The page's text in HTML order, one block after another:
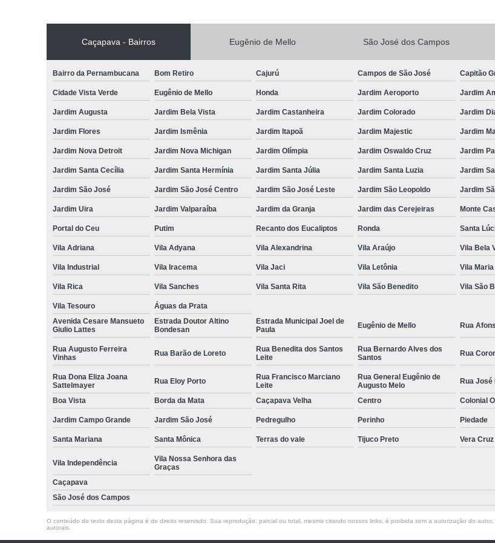
Veterinario 24hs
Veterinária 24h
Veterinário 24 Horas Mais
Veterinário 24h Perto
Veterinario a Preço Popular
Veterinário 24 Horas
Veterinário Popular 24h
Caçapava - Bairros Eugênio de Mello São José dos Campos
Bairro da Pernambucana Bom Retiro Cajurú Campos de São José Capitão
Cidade Vista Verde Eugênio de Mello Honda Jardim Aeroporto Jardim
Jardim Augusta Jardim Bela Vista Jardim Castanheira Jardim Colorado Jardim
Jardim Flores Jardim Ismênia Jardim Itapoã Jardim Majestic Jardim
Jardim Nova Detroit Jardim Nova Michigan Jardim Olímpia Jardim Oswaldo Cruz Jardim
Jardim Santa Cecília Jardim Santa Hermínia Jardim Santa Júlia Jardim Santa Luzia Jardim
Jardim São José Jardim São José Centro Jardim São José Leste Jardim São Leopoldo Jardim
Jardim Uira Jardim Valparaíba Jardim da Granja Jardim das Cerejeiras Monte
Portal do Ceu Putim Recanto dos Eucaliptos Ronda Santa
Vila Adriana Vila Adyana Vila Alexandrina Vila Araújo Vila Bela
Vila Industrial Vila Iracema Vila Jaci Vila Letônia Vila Maria
Vila Rica Vila Sanches Vila Santa Rita Vila São Benedito Vila São
Vila Tesouro
Águas da Prata
Avenida Cesare Mansueto
Giulio Lattes
Estrada Doutor Altino
Bondesan
Estrada Municipal Joel de
Paula
Eugênio de Mello Rua
Rua Augusto Ferreira
Vinhas
Rua Barão de Loreto
Rua Benedita dos Santos
Leite
Rua Bernardo Alves dos
Santos
Rua
Rua Dona Eliza Joana
Sattelmayer
Rua Eloy Porto
Rua Francisco Marciano
Leite
Rua General Eugênio de
Augusto Melo
Rua José
Boa Vista Borda da Mata Caçapava Velha Centro Colonial
Jardim Campo Grande Jardim São José Pedregulho Perinho Piedade
Santa Mariana Santa Mônica Terras do vale Tijuco Preto Vera Cruz
Vila Independência
Vila Nossa Senhora das
Graças
Caçapava
São José dos Campos
O conteúdo do texto desta página é de direito reservado. Sua reprodução, parcial ou total, mesmo citando nossos links, é proibida sem a autorização do
autorais